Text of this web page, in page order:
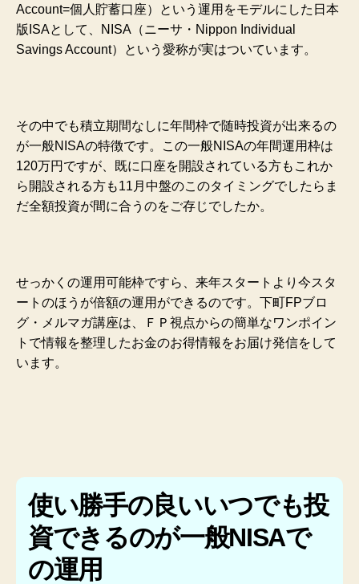
Account=個人貯蓄口座）という運用をモデルにした日本
版ISAとして、NISA（ニーサ・Nippon Individual
Savings Account）という愛称が実はついています。
その中でも積立期間なしに年間枠で随時投資が出来るの
が一般NISAの特徴です。この一般NISAの年間運用枠は
120万円ですが、既に口座を開設されている方もこれか
ら開設される方も11月中盤のこのタイミングでしたらま
だ全額投資が間に合うのをご存じでしたか。
せっかくの運用可能枠ですら、来年スタートより今スタ
ートのほうが倍額の運用ができるのです。下町FPブロ
グ・メルマガ講座は、ＦＰ視点からの簡単なワンポイン
トで情報を整理したお金のお得情報をお届け発信をして
います。
使い勝手の良いいつでも投
資できるのが一般NISAで
の運用